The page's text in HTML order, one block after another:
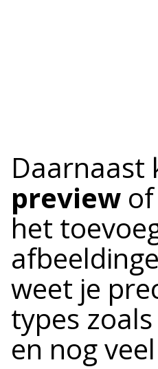
Daarnaast
preview
het
weet je
types zoals
en nog